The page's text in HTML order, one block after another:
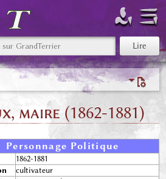
maire (1862-1881)
Personnage Politique
1862-1881
cultivateur